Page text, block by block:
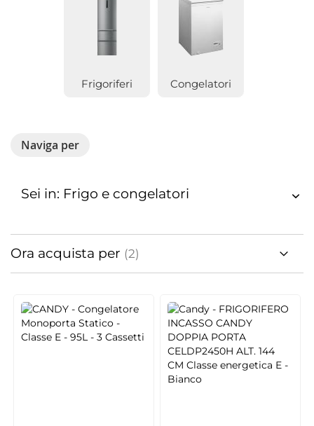
Frigoriferi Congelatori
Sei in: Frigo e congelatori
Naviga per
Ora acquista per